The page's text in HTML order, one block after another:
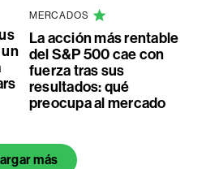
MERCADOS
La acción más rentable
del S&P 500 cae con
fuerza tras sus
resultados: qué
preocupa al mercado
más